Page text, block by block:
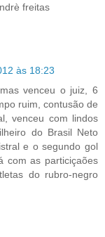
freitas
às 18:23
venceu o juiz, 6
ruim, contusão de
venceu com lindos
do Brasil Neto
e o segundo gol
com as particiçaões
do rubro-negro